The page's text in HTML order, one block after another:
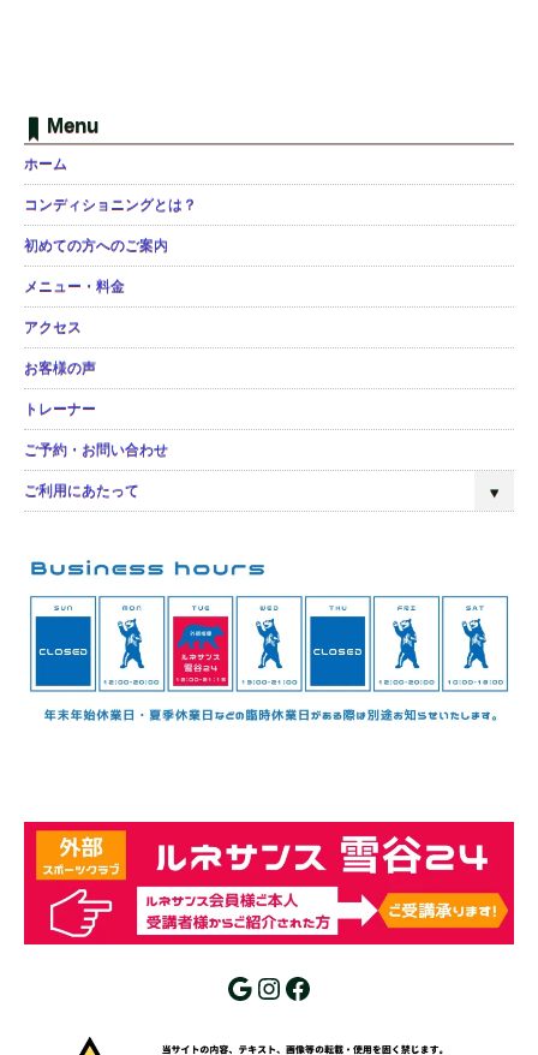
Menu
ホーム
コンディショニングとは？
初めての方へのご案内
メニュー・料金
アクセス
お客様の声
トレーナー
ご予約・お問い合わせ
ご利用にあたって
Google Instagram Facebook